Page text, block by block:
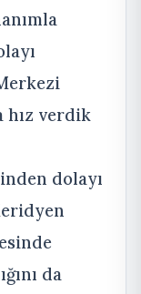
hız verdik
dolayı
da